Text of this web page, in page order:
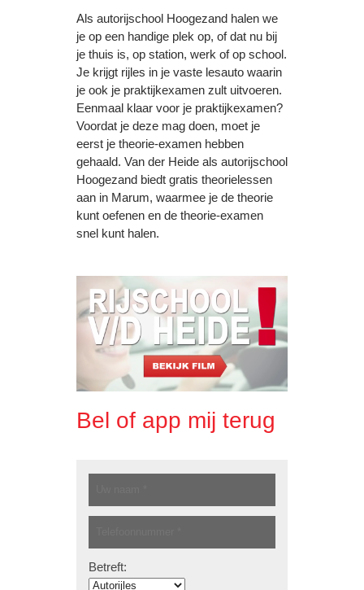
Als autorijschool Hoogezand halen we
je op een handige plek op, of dat nu bij
je thuis is, op station, werk of op school.
Je krijgt rijles in je vaste lesauto waarin
je ook je praktijkexamen zult uitvoeren.
Eenmaal klaar voor je praktijkexamen?
Voordat je deze mag doen, moet je
eerst je theorie-examen hebben
gehaald. Van der Heide als autorijschool
Hoogezand biedt gratis theorielessen
aan in Marum, waarmee je de theorie
kunt oefenen en de theorie-examen
snel kunt halen.
Bel of app mij terug
Betreft: